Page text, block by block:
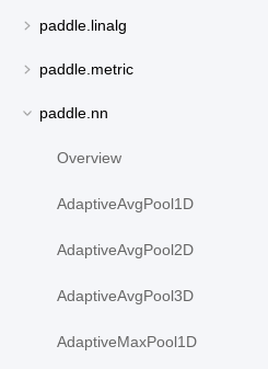
paddle.linalg
paddle.metric
paddle.nn
Overview
AdaptiveAvgPool1D
AdaptiveAvgPool2D
AdaptiveAvgPool3D
AdaptiveMaxPool1D